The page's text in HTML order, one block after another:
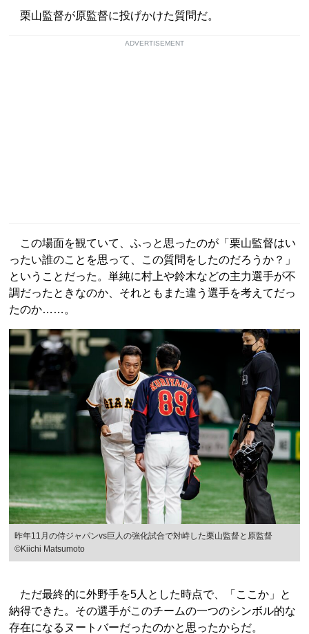
栗山監督が原監督に投げかけた質問だ。
ADVERTISEMENT
この場面を観ていて、ふっと思ったのが「栗山監督はい
ったい誰のことを思って、この質問をしたのだろうか？」
ということだった。単純に村上や鈴木などの主力選手が不
調だったときなのか、それともまた違う選手を考えてだっ
たのか……。
昨年11月の侍ジャパンvs巨人の強化試合で対峙した栗山監督と原監督
©︎Kiichi Matsumoto
ただ最終的に外野手を5人とした時点で、「ここか」と
納得できた。その選手がこのチームの一つのシンボル的な
存在になるヌートバーだったのかと思ったからだ。